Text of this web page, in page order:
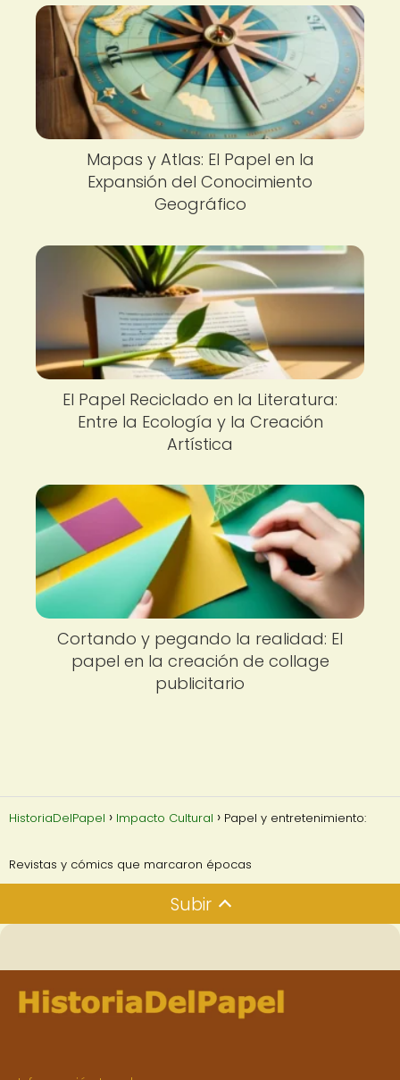
Mapas y Atlas: El Papel en la
Expansión del Conocimiento
Geográfico
El Papel Reciclado en la Literatura:
Entre la Ecología y la Creación
Artística
Cortando y pegando la realidad: El
papel en la creación de collage
publicitario
HistoriaDelPapel Impacto Cultural Papel y entretenimiento:
Revistas y cómics que marcaron épocas
Subir